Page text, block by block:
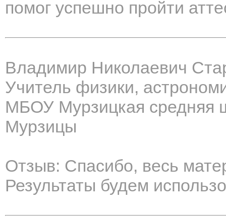
помог успешно пройти
Владимир Николаевич
Учитель физики,
МБОУ Мурзицкая средняя
Мурзицы
Отзыв: Спасибо, весь
Результаты будем